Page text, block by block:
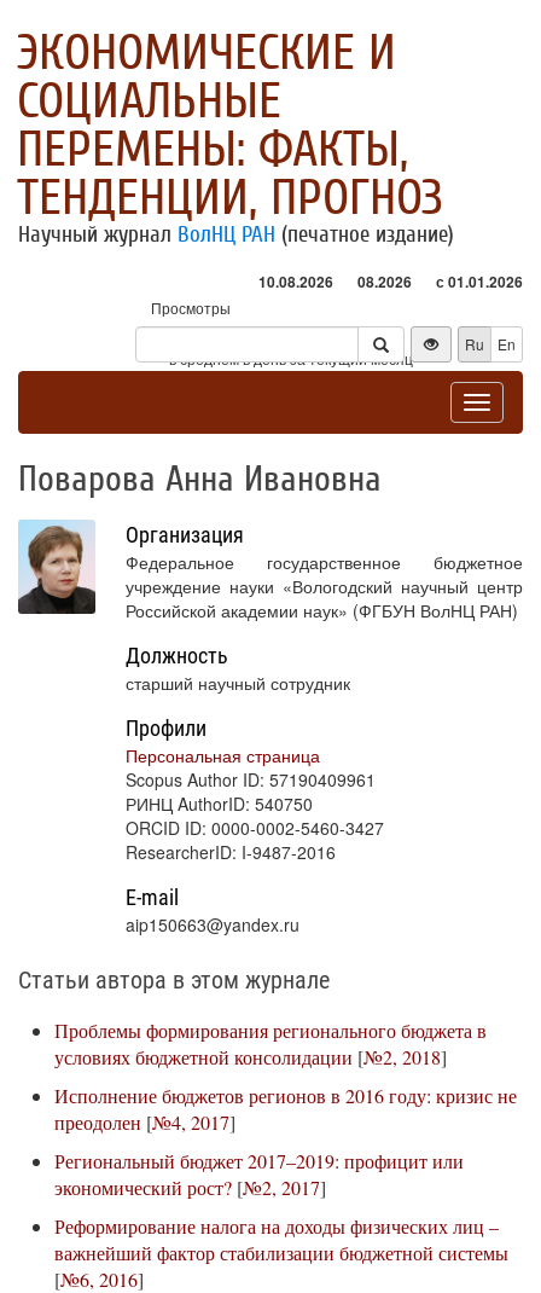
ЭКОНОМИЧЕСКИЕ И
СОЦИАЛЬНЫЕ
ПЕРЕМЕНЫ: ФАКТЫ,
ТЕНДЕНЦИИ, ПРОГНОЗ
Научный журнал ВолНЦ РАН (печатное издание)
10.08.2026 08.2026 с 01.01.2026
Просмотры
Посетители
* - в среднем в день за текущий месяц
Ru En
Toggle
Поварова Анна Ивановна
Организация
Федеральное государственное бюджетное
учреждение науки «Вологодский научный центр
Российской академии наук» (ФГБУН ВолНЦ РАН)
Должность
старший научный сотрудник
Профили
Персональная страница
Scopus Author ID: 57190409961
РИНЦ AuthorID: 540750
ORCID ID: 0000-0002-5460-3427
ResearcherID: I-9487-2016
E-mail
aip150663@yandex.ru
Статьи автора в этом журнале
Проблемы формирования регионального бюджета в
условиях бюджетной консолидации [№2, 2018]
Исполнение бюджетов регионов в 2016 году: кризис не
преодолен [№4, 2017]
Региональный бюджет 2017–2019: профицит или
экономический рост? [№2, 2017]
Реформирование налога на доходы физических лиц –
важнейший фактор стабилизации бюджетной системы
[№6, 2016]